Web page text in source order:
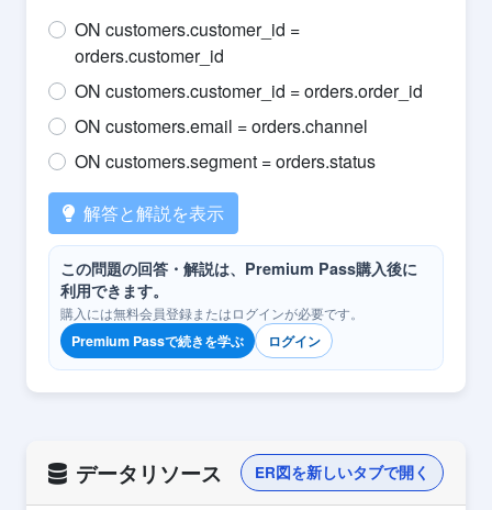
ON customers.customer_id =
orders.customer_id
ON customers.customer_id = orders.order_id
ON customers.email = orders.channel
ON customers.segment = orders.status
解答と解説を表示
この問題の回答・解説は、Premium Pass購入後に
利用できます。
購入には無料会員登録またはログインが必要です。
Premium Passで続きを学ぶ
ログイン
データリソース ER図を新しいタブで開く